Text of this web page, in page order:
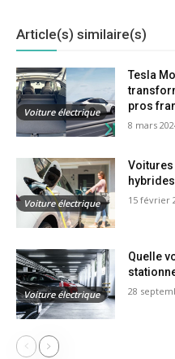
Article(s) similaire(s)
Voiture électrique
Tesla
pros
8 mars
Voiture électrique 15 février
Voiture électrique
Quelle
28